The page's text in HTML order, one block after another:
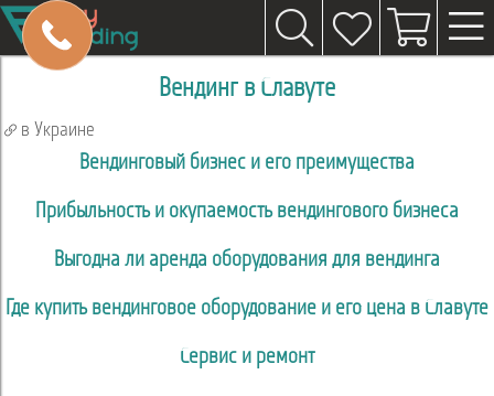
Вендинг в Славуте
в Украине
Вендинговый бизнес и его преимущества
Прибыльность и окупаемость вендингового бизнеса
Выгодна ли аренда оборудования для вендинга
Где купить вендинговое оборудование и его цена в Славуте
Сервис и ремонт